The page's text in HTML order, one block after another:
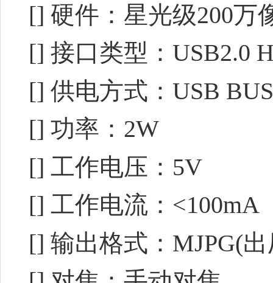
[] 硬件：星光级200万
[] 接口类型：USB2.0
[] 供电方式：USB
[] 功率：2W
[] 工作电压：5V
[] 工作电流：<100mA
[] 输出格式：MJPG(